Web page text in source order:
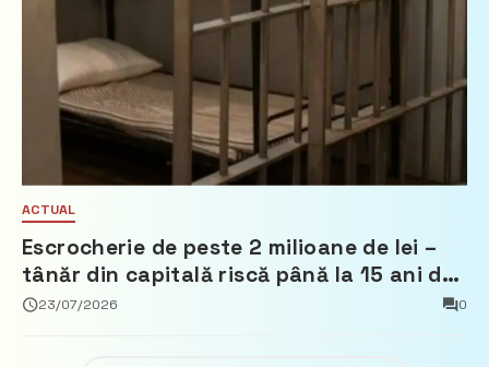
ACTUAL
Escrocherie de peste 2 milioane de lei –
tânăr din capitală riscă până la 15 ani de
închisoare
23/07/2026 0